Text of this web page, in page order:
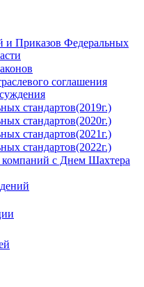
Приказов Федеральных
соглашения
стандартов(2019г.)
стандартов(2020г.)
стандартов(2021г.)
стандартов(2022г.)
с Днем Шахтера